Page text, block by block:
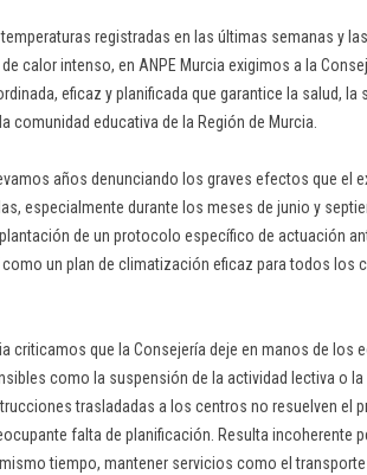
registradas en las últimas semanas y
calor intenso, en ANPE Murcia exigimos a la
eficaz y planificada que garantice la salud, la
comunidad educativa de la Región de Murcia.
años denunciando los graves efectos que el
especialmente durante los meses de junio y
de un protocolo específico de actuación
un plan de climatización eficaz para todos los
criticamos que la Consejería deje en manos de los
como la suspensión de la actividad lectiva o
trasladadas a los centros no resuelven el
falta de planificación. Resulta incoherente
tiempo, mantener servicios como el